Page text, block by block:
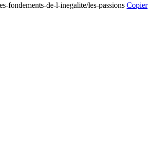
fondements-de-l-inegalite/les-passions Copier